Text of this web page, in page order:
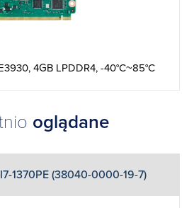
4GB LPDDR4, -40°C~85°C
oglądane
1370PE (38040-0000-19-7)